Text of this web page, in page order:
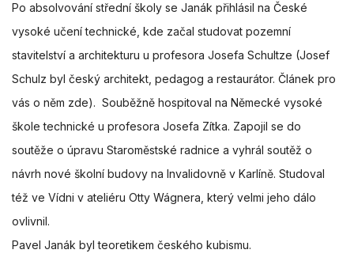
Po absolvování střední školy se Janák přihlásil na České
vysoké učení technické, kde začal studovat pozemní
stavitelství a architekturu u profesora Josefa Schultze (Josef
Schulz byl český architekt, pedagog a restaurátor. Článek pro
vás o něm zde). Souběžně hospitoval na Německé vysoké
škole technické u profesora Josefa Zítka. Zapojil se do
soutěže o úpravu Staroměstské radnice a vyhrál soutěž o
návrh nové školní budovy na Invalidovně v Karlíně. Studoval
též ve Vídni v ateliéru Otty Wágnera, který velmi jeho dálo
ovlivnil.
Pavel Janák byl teoretikem českého kubismu.